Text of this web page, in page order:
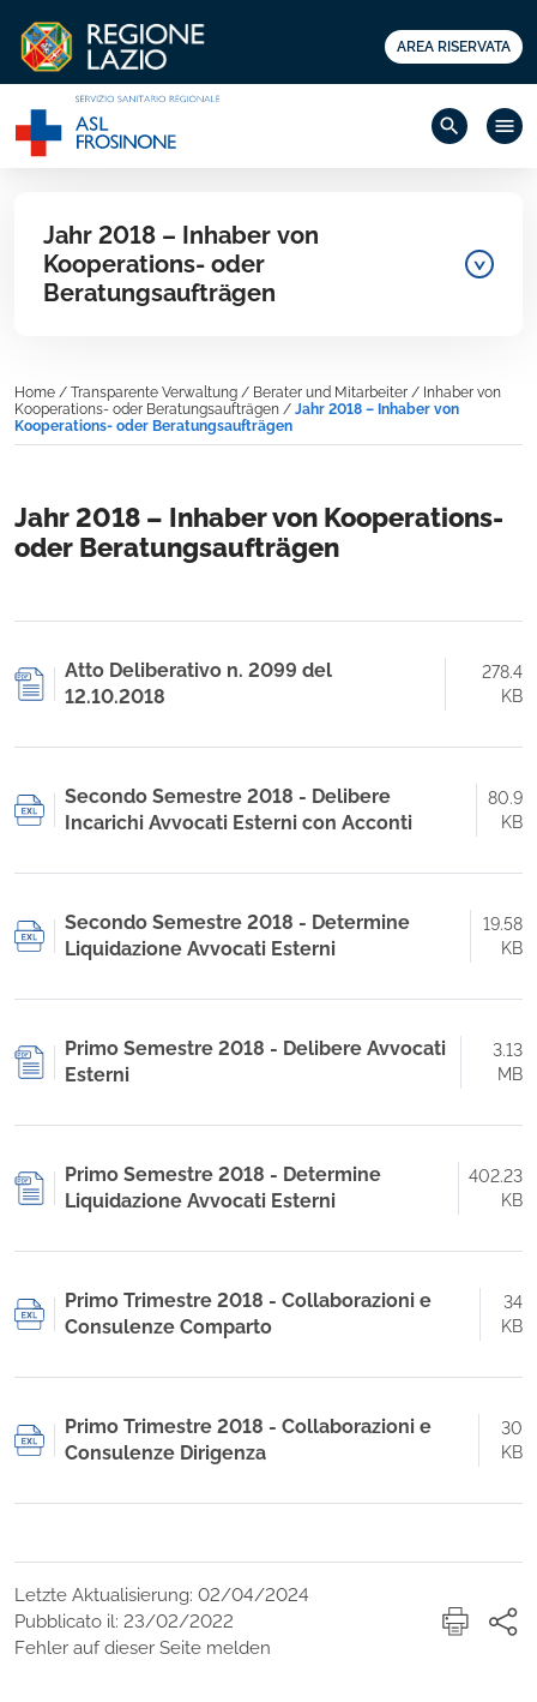
AREA RISERVATA
search menu
Jahr 2018 – Inhaber von
Kooperations- oder
Beratungsaufträgen
Home / Transparente Verwaltung / Berater und Mitarbeiter / Inhaber von
Kooperations- oder Beratungsaufträgen / Jahr 2018 – Inhaber von
Kooperations- oder Beratungsaufträgen
Jahr 2018 – Inhaber von Kooperations-
oder Beratungsaufträgen
Atto Deliberativo n. 2099 del
12.10.2018
278.4
KB
Secondo Semestre 2018 - Delibere
Incarichi Avvocati Esterni con Acconti
80.9
KB
Secondo Semestre 2018 - Determine
Liquidazione Avvocati Esterni
19.58
KB
Primo Semestre 2018 - Delibere Avvocati
Esterni
3.13
MB
Primo Semestre 2018 - Determine
Liquidazione Avvocati Esterni
402.23
KB
Primo Trimestre 2018 - Collaborazioni e
Consulenze Comparto
34
KB
Primo Trimestre 2018 - Collaborazioni e
Consulenze Dirigenza
30
KB
Letzte Aktualisierung: 02/04/2024
Pubblicato il: 23/02/2022
Fehler auf dieser Seite melden